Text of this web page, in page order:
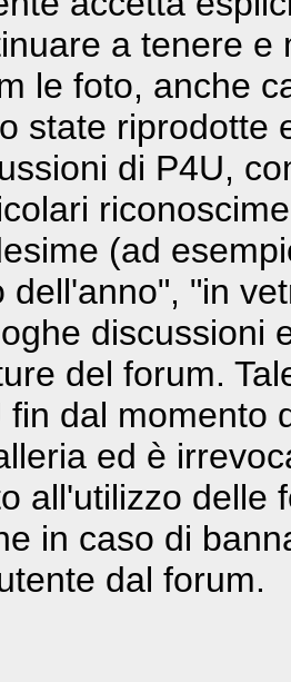
a tenere e
le foto, anche
state riprodotte
di P4U,
(ad
dell'anno", "in
discussioni
del forum.
fin dal momento
ed è
all'utilizzo delle
in caso di
dal forum.